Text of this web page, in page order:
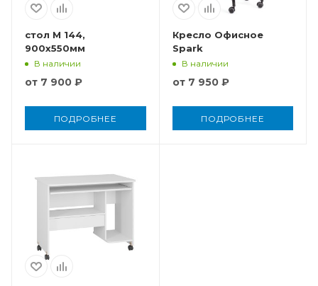
стол М 144,
900x550мм
В наличии
от 7 900 ₽
ПОДРОБНЕЕ
Кресло Офисное
Spark
В наличии
от 7 950 ₽
ПОДРОБНЕЕ